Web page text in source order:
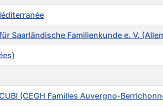
Saarländische Familienkunde e. V.
(CEGH Familles Auvergno-